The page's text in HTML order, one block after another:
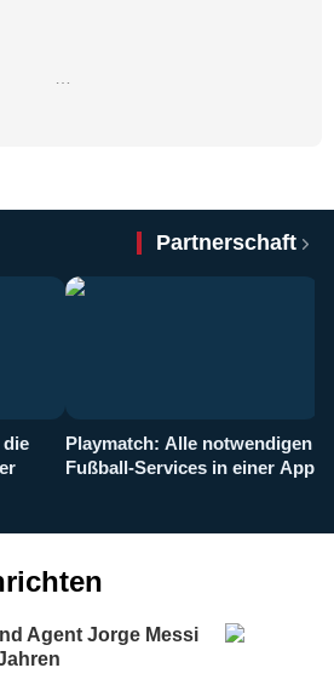
Partnerschaft
die
Playmatch: Alle notwendigen
Fußball-Services in einer App
Agent Jorge Messi